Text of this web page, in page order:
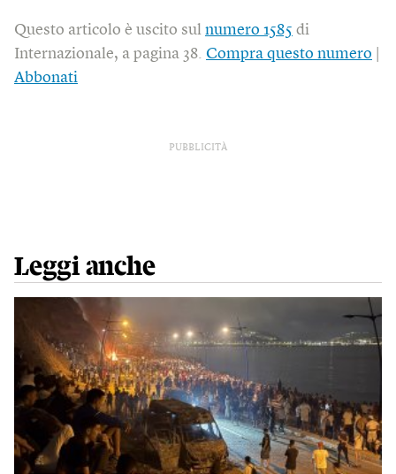
Questo articolo è uscito sul numero 1585 di
Internazionale, a pagina 38. Compra questo numero
Abbonati
PUBBLICITÀ
Leggi anche